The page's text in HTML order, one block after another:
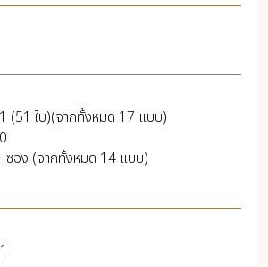
(51 ใบ)(จากทั้งหมด 17 แบบ)
ซอง (จากทั้งหมด 14 แบบ)